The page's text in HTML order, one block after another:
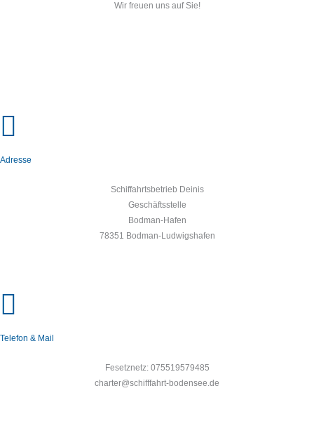
Wir freuen uns auf Sie!
Adresse
Schiffahrtsbetrieb Deinis
Geschäftsstelle
Bodman-Hafen
78351 Bodman-Ludwigshafen
Telefon & Mail
Fesetznetz: 075519579485
charter@schifffahrt-bodensee.de